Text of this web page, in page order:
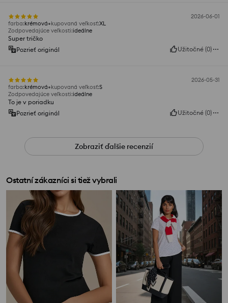
2026-06-01
farba:krémová kupovaná veľkosť:XL
Zodpovedajúce veľkosti:ideálne
Super tričko
Pozrieť originál
Užitočné (0)
2026-05-31
farba:krémová kupovaná veľkosť:S
Zodpovedajúce veľkosti:ideálne
To je v poriadku
Pozrieť originál
Užitočné (0)
Zobraziť ďalšie recenzií
Ostatní zákazníci si tiež vybrali